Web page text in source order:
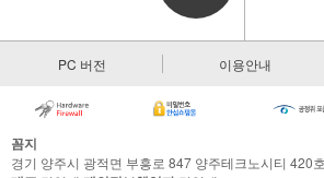
PC 버전 이용안내
꼼지
경기 양주시 광적면 부흥로 847 양주테크노시티 420호